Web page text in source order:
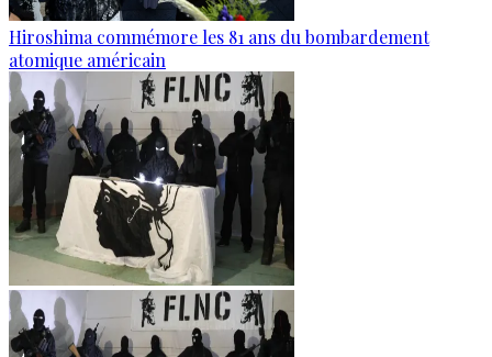
Hiroshima commémore les 81 ans du bombardement
atomique américain